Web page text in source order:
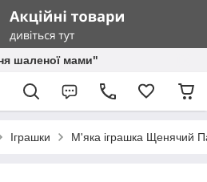
шаленої мами"
Іграшки М'яка іграшка Щенячий